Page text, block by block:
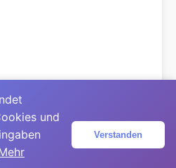
und
Verstanden